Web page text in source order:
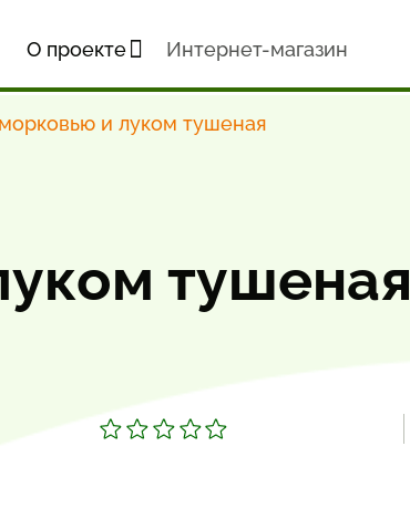
О проекте Интернет-магазин
и луком тушеная
тушеная